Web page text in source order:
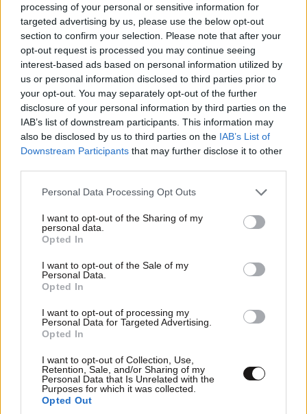
processing of your personal or sensitive information for
targeted advertising by us, please use the below opt-out
section to confirm your selection. Please note that after your
opt-out request is processed you may continue seeing
interest-based ads based on personal information utilized by
us or personal information disclosed to third parties prior to
your opt-out. You may separately opt-out of the further
disclosure of your personal information by third parties on the
IAB’s list of downstream participants. This information may
also be disclosed by us to third parties on the IAB’s List of
Downstream Participants that may further disclose it to other
Please note that this website/app uses one or more Google
not limited to your visit or usage behaviour. You may click to
grant or deny consent to Google and its third-party tags to
use your data for below specified purposes in below Google
consent section.
Personal Data Processing Opt Outs
I want to opt-out of the Sharing of my
personal data.
Opted In
I want to opt-out of the Sale of my
Personal Data.
Opted In
I want to opt-out of processing my
Personal Data for Targeted Advertising.
Opted In
I want to opt-out of Collection, Use,
Retention, Sale, and/or Sharing of my
Personal Data that Is Unrelated with the
Purposes for which it was collected.
Opted Out
DLord 08·05·2026 20:06
Απαντήστε 2
κούλις 2.0 🔥 08·05·2026 19:56
οι φίλοι με φωνάζουν "sandman", πότε κάνω enter ?
ΠΕΡΙΣΣΟΤΕΡΑ ΣΧΟΛΙΑ